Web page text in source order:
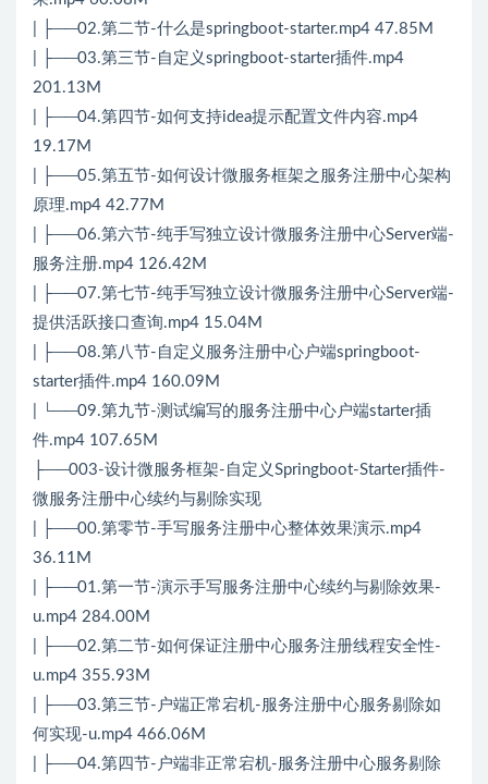
| ├──02.第二节-什么是springboot-starter.mp4 47.85M
| ├──03.第三节-自定义springboot-starter插件.mp4
201.13M
| ├──04.第四节-如何支持idea提示配置文件内容.mp4
19.17M
| ├──05.第五节-如何设计微服务框架之服务注册中心架构
原理.mp4 42.77M
| ├──06.第六节-纯手写独立设计微服务注册中心Server端-
服务注册.mp4 126.42M
| ├──07.第七节-纯手写独立设计微服务注册中心Server端-
提供活跃接口查询.mp4 15.04M
| ├──08.第八节-自定义服务注册中心户端springboot-
starter插件.mp4 160.09M
| └──09.第九节-测试编写的服务注册中心户端starter插
件.mp4 107.65M
├──003-设计微服务框架-自定义Springboot-Starter插件-
微服务注册中心续约与剔除实现
| ├──00.第零节-手写服务注册中心整体效果演示.mp4
36.11M
| ├──01.第一节-演示手写服务注册中心续约与剔除效果-
u.mp4 284.00M
| ├──02.第二节-如何保证注册中心服务注册线程安全性-
u.mp4 355.93M
| ├──03.第三节-户端正常宕机-服务注册中心服务剔除如
何实现-u.mp4 466.06M
| ├──04.第四节-户端非正常宕机-服务注册中心服务剔除